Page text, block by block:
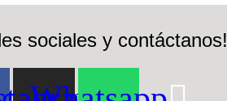
sociales y contáctanos!